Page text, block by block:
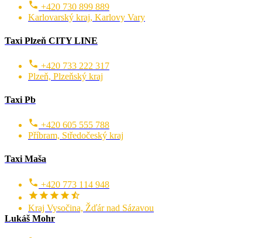
+420 730 899 889
Karlovarský kraj, Karlovy Vary
Taxi Plzeň CITY LINE
+420 733 222 317
Plzeň, Plzeňský kraj
Taxi Pb
+420 605 555 788
Příbram, Středočeský kraj
Taxi Maša
+420 773 114 948
Kraj Vysočina, Žďár nad Sázavou
Lukáš Mohr